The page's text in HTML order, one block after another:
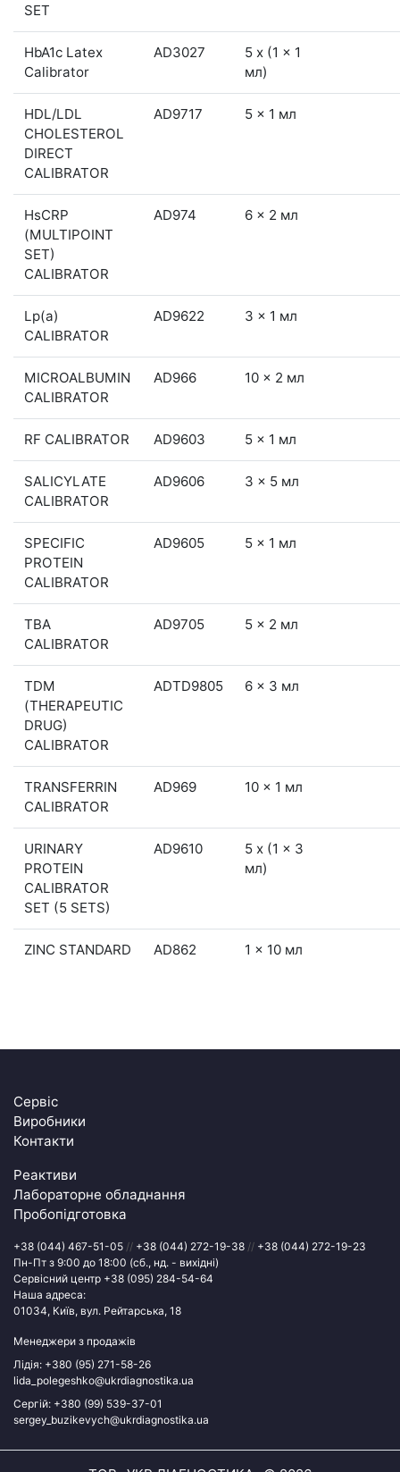
SET
HbA1c Latex
Calibrator
AD3027
5 x (1 x 1
мл)
HDL/LDL
CHOLESTEROL
DIRECT
CALIBRATOR
AD9717 5 x 1 мл
HsCRP
(MULTIPOINT
SET)
CALIBRATOR
AD974 6 x 2 мл
Lp(a)
CALIBRATOR
AD9622 3 x 1 мл
MICROALBUMIN
CALIBRATOR
AD966 10 x 2 мл
RF CALIBRATOR AD9603 5 x 1 мл
SALICYLATE
CALIBRATOR
AD9606 3 x 5 мл
SPECIFIC
PROTEIN
CALIBRATOR
AD9605 5 x 1 мл
TBA
CALIBRATOR
AD9705 5 x 2 мл
TDM
(THERAPEUTIC
DRUG)
CALIBRATOR
ADTD9805 6 x 3 мл
TRANSFERRIN
CALIBRATOR
AD969 10 x 1 мл
URINARY
PROTEIN
CALIBRATOR
SET (5 SETS)
AD9610
5 x (1 x 3
мл)
ZINC STANDARD AD862 1 x 10 мл
Сервіс
Виробники
Контакти
Реактиви
Лабораторне обладнання
Пробопідготовка
+38 (044) 467-51-05 // +38 (044) 272-19-38 // +38 (044) 272-19-23
Пн-Пт з 9:00 до 18:00 (сб., нд. - вихідні)
Сервісний центр +38 (095) 284-54-64
Наша адреса:
01034, Київ, вул. Рейтарська, 18
Менеджери з продажів
Лідія: +380 (95) 271-58-26
lida_polegeshko@ukrdiagnostika.ua
Сергій: +380 (99) 539-37-01
sergey_buzikevych@ukrdiagnostika.ua